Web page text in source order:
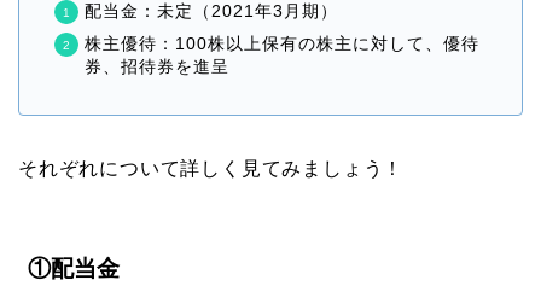
配当金：未定（2021年3月期）
株主優待：100株以上保有の株主に対して、優待
券、招待券を進呈
それぞれについて詳しく見てみましょう！
①配当金